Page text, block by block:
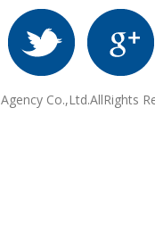
Co.,Ltd.AllRights